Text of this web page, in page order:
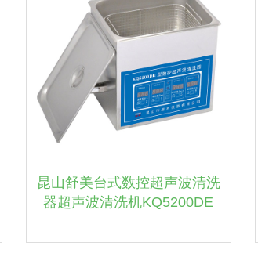
昆山舒美台式数控超声波清洗
器超声波清洗机KQ5200DE